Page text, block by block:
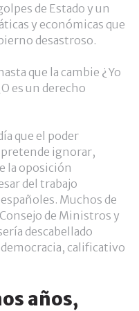
de Estado y un
y económicas que
desastroso.
que la cambie ¿Yo
es un derecho
que el poder
pretende ignorar,
la oposición
del trabajo
Muchos de
de Ministros y
descabellado
calificativo
años,